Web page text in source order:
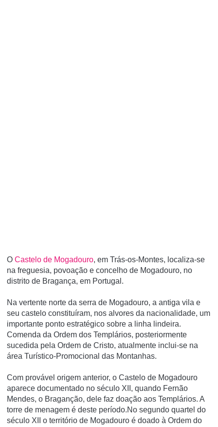
O Castelo de Mogadouro, em Trás-os-Montes, localiza-se
na freguesia, povoação e concelho de Mogadouro, no
distrito de Bragança, em Portugal.
Na vertente norte da serra de Mogadouro, a antiga vila e
seu castelo constituí­ram, nos alvores da nacionalidade, um
importante ponto estratégico sobre a linha lindeira.
Comenda da Ordem dos Templários, posteriormente
sucedida pela Ordem de Cristo, atualmente inclui-se na
área Turí­stico-Promocional das Montanhas.
Com provável origem anterior, o Castelo de Mogadouro
aparece documentado no século XII, quando Fernão
Mendes, o Braganção, dele faz doação aos Templários. A
torre de menagem é deste período.No segundo quartel do
século XII o território de Mogadouro é doado à Ordem do